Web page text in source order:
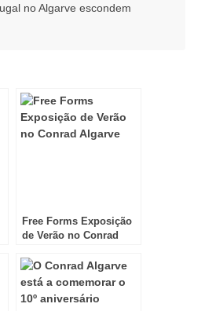
no Algarve escondem
Free Forms Exposição
de Verão no Conrad